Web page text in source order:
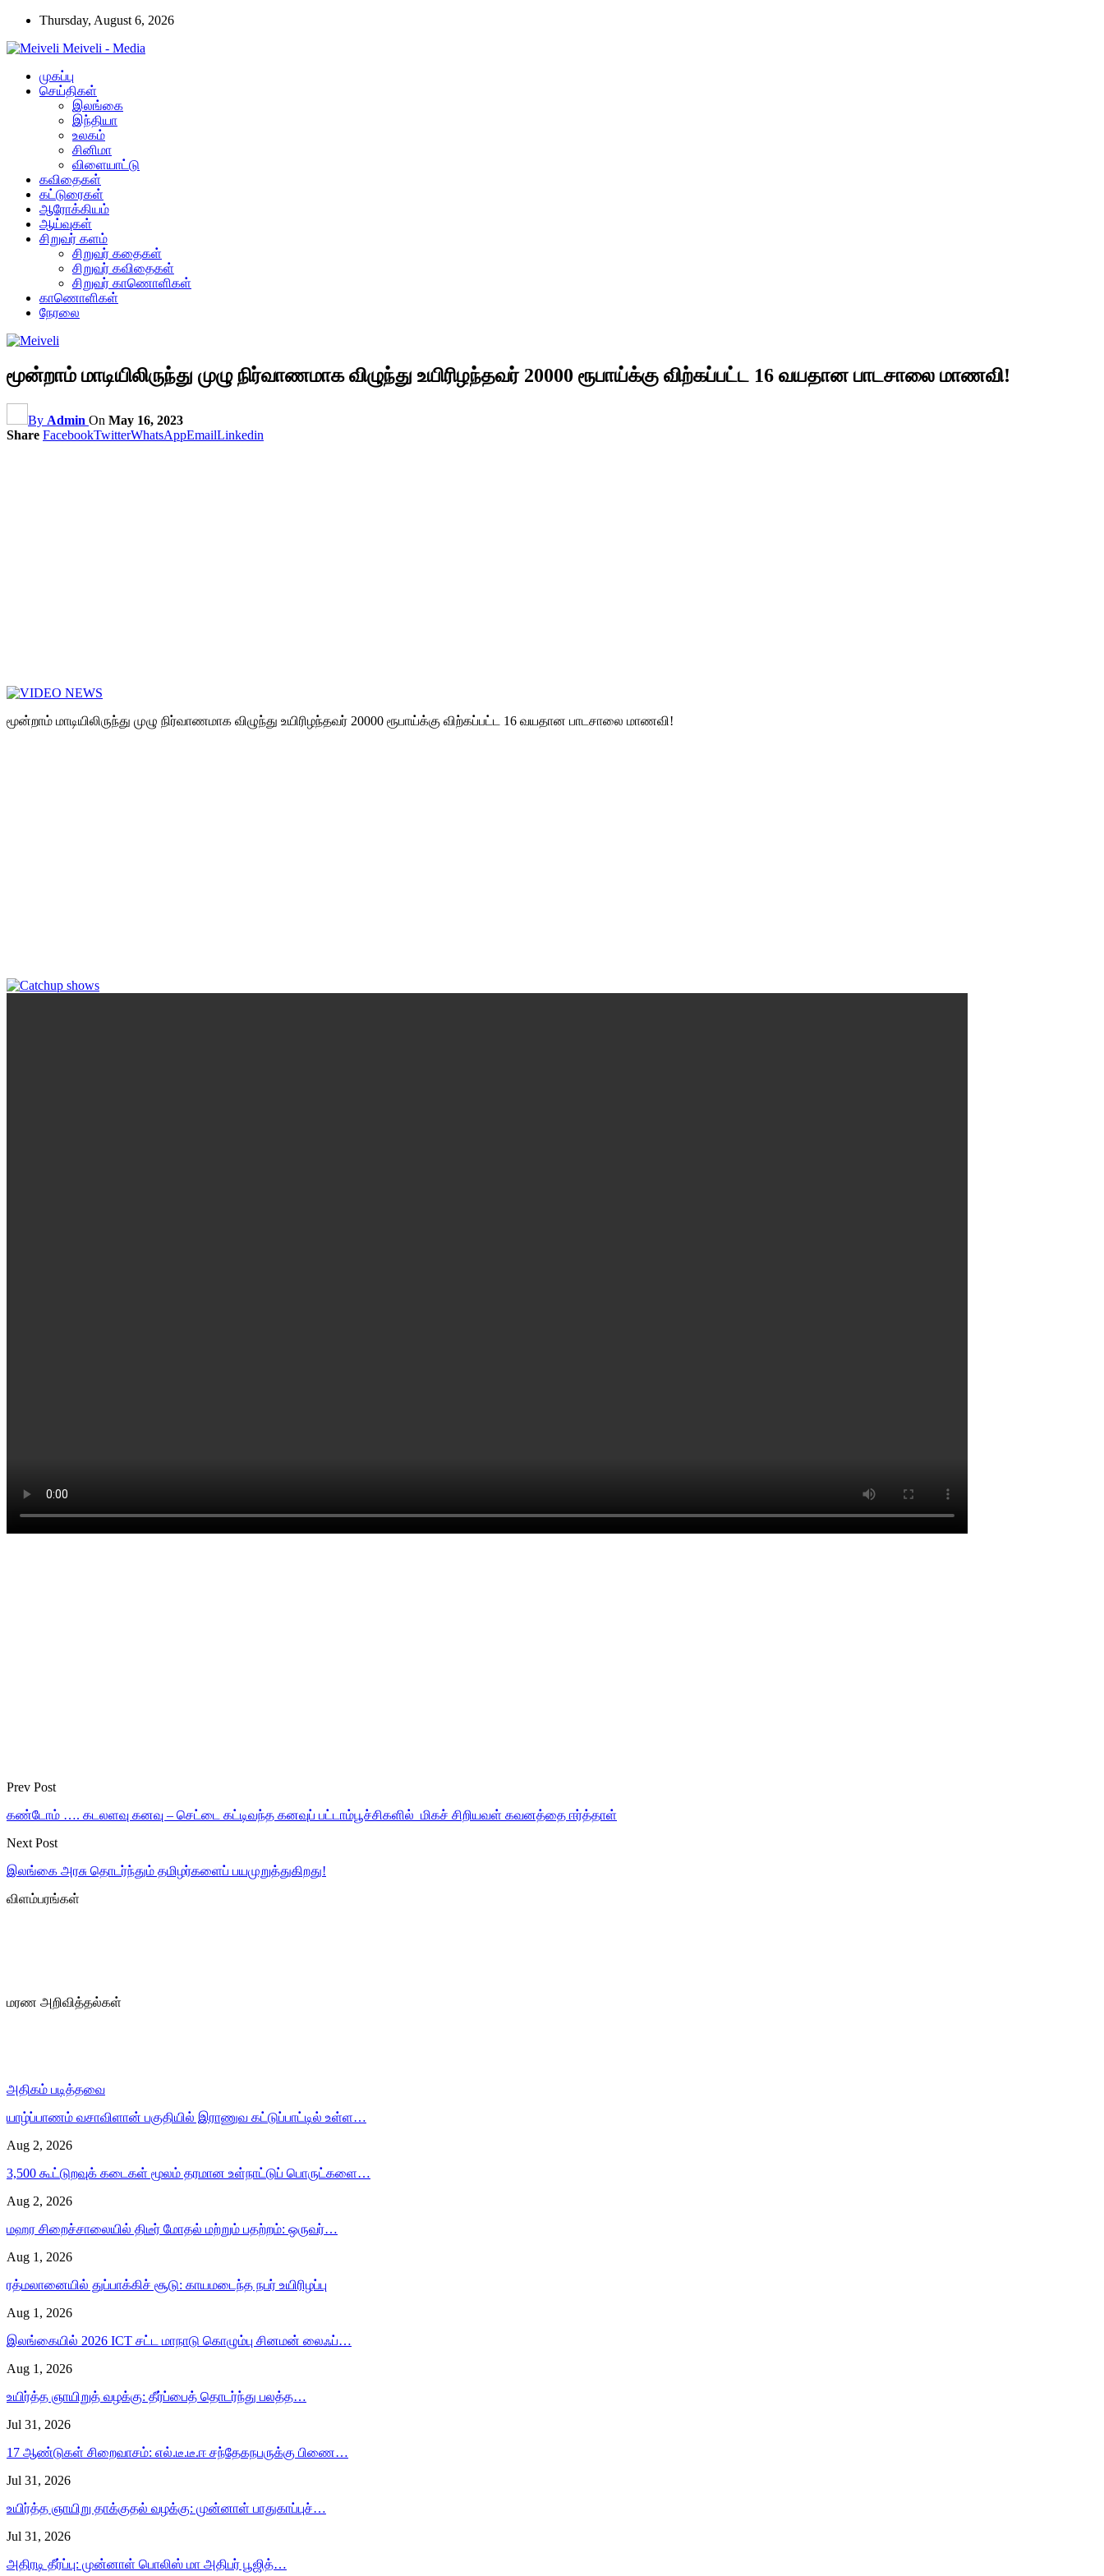
Thursday, August 6, 2026
Meiveli - Media
முகப்பு
செய்திகள்
இலங்கை
இந்தியா
உலகம்
சினிமா
விளையாட்டு
கவிதைகள்
கட்டுரைகள்
ஆரோக்கியம்
ஆய்வுகள்
சிறுவர் களம்
சிறுவர் கதைகள்
சிறுவர் கவிதைகள்
சிறுவர் காணொளிகள்
காணொளிகள்
நேரலை
மூன்றாம் மாடியிலிருந்து முழு நிர்வாணமாக விழுந்து உயிரிழந்தவர் 20000 ரூபாய்க்கு விற்கப்பட்ட 16 வயதான பாடசாலை மாணவி!
By Admin On May 16, 2023
Share FacebookTwitterWhatsAppEmailLinkedin
மூன்றாம் மாடியிலிருந்து முழு நிர்வாணமாக விழுந்து உயிரிழந்தவர் 20000 ரூபாய்க்கு விற்கப்பட்ட 16 வயதான பாடசாலை மாணவி!
Prev Post
கண்டோம் …. கடலளவு கனவு – செட்டை கட்டிவந்த கனவுப் பட்டாம்பூச்சிகளில் மிகச் சிறியவள் கவனத்தை ஈர்த்தாள்
Next Post
இலங்கை அரசு தொடர்ந்தும் தமிழர்களைப் பயமுறுத்துகிறது!
விளம்பரங்கள்
மரண அறிவித்தல்கள்
அதிகம் படித்தவை
யாழ்ப்பாணம் வசாவிளான் பகுதியில் இராணுவ கட்டுப்பாட்டில் உள்ள…
Aug 2, 2026
3,500 கூட்டுறவுக் கடைகள் மூலம் தரமான உள்நாட்டுப் பொருட்களை…
Aug 2, 2026
மஹர சிறைச்சாலையில் திடீர் மோதல் மற்றும் பதற்றம்: ஒருவர்…
Aug 1, 2026
ரத்மலானையில் துப்பாக்கிச் சூடு: காயமடைந்த நபர் உயிரிழப்பு
Aug 1, 2026
இலங்கையில் 2026 ICT சட்ட மாநாடு கொழும்பு சினமன் லைஃப்…
Aug 1, 2026
உயிர்த்த ஞாயிறுத் வழக்கு: தீர்ப்பைத் தொடர்ந்து பலத்த…
Jul 31, 2026
17 ஆண்டுகள் சிறைவாசம்: எல்.டீ.டீ.ஈ சந்தேகநபருக்கு பிணை…
Jul 31, 2026
உயிர்த்த ஞாயிறு தாக்குதல் வழக்கு: முன்னாள் பாதுகாப்புச்…
Jul 31, 2026
அதிரடி தீர்ப்பு: முன்னாள் பொலிஸ் மா அதிபர் பூஜித்…